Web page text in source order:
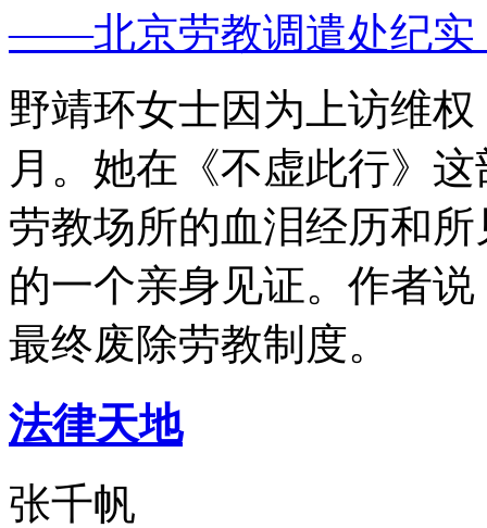
——北京劳教调遣处纪实
野靖环女士因为上访维
月。她在《不虚此行》
劳教场所的血泪经历和
的一个亲身见证。作者
最终废除劳教制度。
法律天地
张千帆